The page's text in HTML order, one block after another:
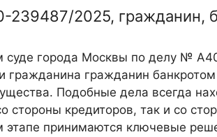
2025, гражданин,
суде города Москвы по делу №
гражданина гражданин
Подобные дела всегда
стороны кредиторов, так и со
этапе принимаются ключевые